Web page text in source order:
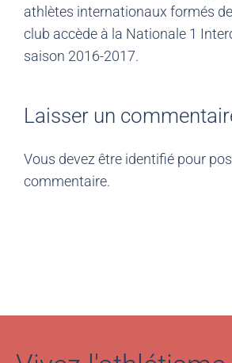
athlètes internationaux formés
club accède à la Nationale 1
saison 2016-2017.
Laisser un
Vous devez être identifié pour
commentaire.